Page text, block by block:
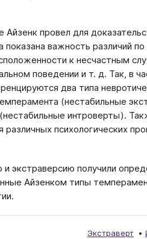
провел для
важность различий
к несчастным
поведении и т. д. Так, в
два типа
(нестабильные
интроверты).
психологических
экстраверсию получили
Айзенком типы
Экстраверт